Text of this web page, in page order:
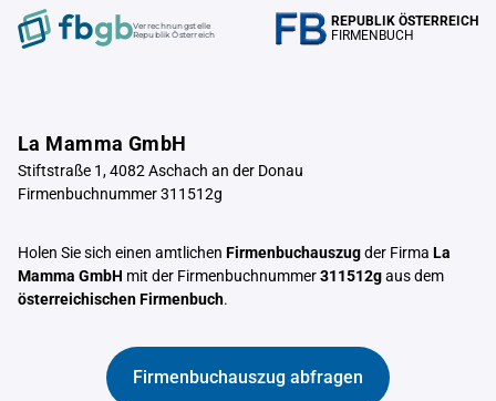
Verrechnungstelle
Republik Österreich
REPUBLIK ÖSTERREICH
FIRMENBUCH
La Mamma GmbH
Stiftstraße 1, 4082 Aschach an der Donau
Firmenbuchnummer 311512g
Holen Sie sich einen amtlichen Firmenbuchauszugder Firma La
Mamma GmbH mit der Firmenbuchnummer311512gaus dem
österreichischen Firmenbuch.
Firmenbuchauszug abfragen